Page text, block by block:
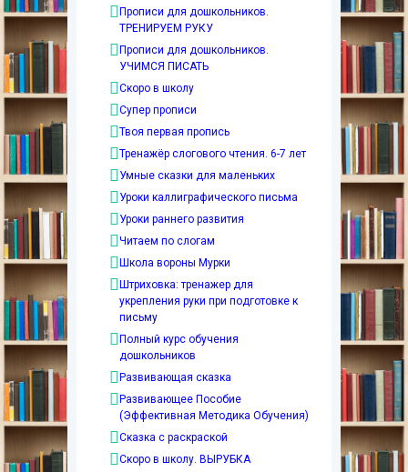
Прописи для дошкольников.
ТРЕНИРУЕМ РУКУ
Прописи для дошкольников.
УЧИМСЯ ПИСАТЬ
Скоро в школу
Супер прописи
Твоя первая пропись
Тренажёр слогового чтения. 6-7 лет
Умные сказки для маленьких
Уроки каллиграфического письма
Уроки раннего развития
Читаем по слогам
Школа вороны Мурки
Штриховка: тренажер для
укрепления руки при подготовке к
письму
Полный курс обучения
дошкольников
Развивающая сказка
Развивающее Пособие
(Эффективная Методика Обучения)
Сказка с раскраской
Скоро в школу. ВЫРУБКА